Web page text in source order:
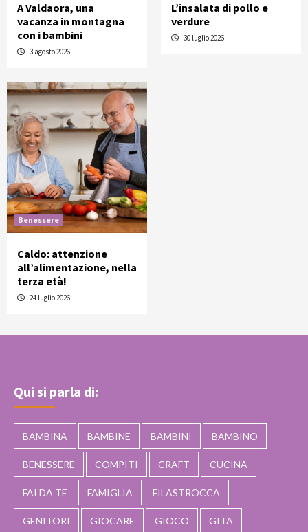
A Valdaora, una
vacanza in montagna
con i bambini
3 agosto 2026
L’insalata di pollo e
verdure
30 luglio 2026
Benessere
Caldo: attenzione
all’alimentazione, nella
terza età!
24 luglio 2026
Qui si parla di:
BAMBINA BAMBINE BAMBINI BAMBINO
BENESSERE COMPITI CRAFT CUCINA
FAI DA TE FAMIGLIA FILASTROCCA
GENITORI GIOCARE GIOCO GITA